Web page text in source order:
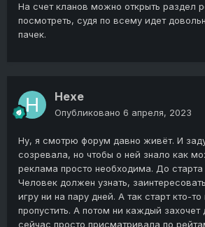
На счет кланов можно открыть раздел
посмотреть, судя по всему идет
пачек.
Hexe
Опубликовано 6 апреля, 2023
Ну, я смотрю форум давно живёт. И
созревала, но чтобы о ней знало как
реклама просто необходима. До
Человек должен узнать,
игру ни на пару дней. А так старт кто-
пропустить. А потом ни каждый захочет
сейчас просто присматривала по